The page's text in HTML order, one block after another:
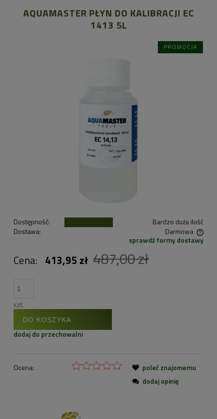
AQUAMASTER PŁYN DO KALIBRACJI EC
1413 5L
PROMOCJA
Dostępność:
Bardzo duża ilość
Dostawa:
Darmowa
Cena nie zawiera ewentualnych kosztów płatnościsprawdź formy dostawy
Cena: 413,95 zł 487,00 zł
szt.
DO KOSZYKA
dodaj do przechowalni
Ocena:
poleć znajomemu
dodaj opinię